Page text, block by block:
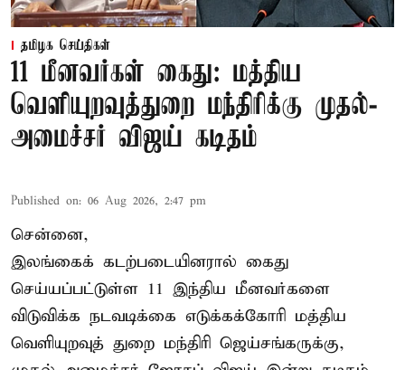
தமிழக செய்திகள்
11 மீனவர்கள் கைது: மத்திய
வெளியுறவுத்துறை மந்திரிக்கு முதல்-
அமைச்சர் விஜய் கடிதம்
Published on: 06 Aug 2026, 2:47 pm
சென்னை,
இலங்கைக் கடற்படையினரால் கைது
செய்யப்பட்டுள்ள 11 இந்திய மீனவர்களை
விடுவிக்க நடவடிக்கை எடுக்கக்கோரி மத்திய
வெளியுறவுத் துறை மந்திரி ஜெய்சங்கருக்கு,